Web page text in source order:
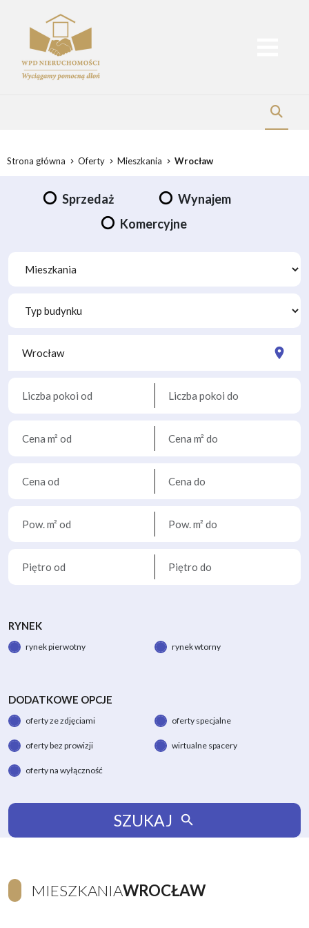
Strona główna Oferty Mieszkania Wrocław
Sprzedaż
Wynajem
Komercyjne
RYNEK
rynek pierwotny rynek wtorny
DODATKOWE OPCJE
oferty ze zdjęciami oferty specjalne
oferty bez prowizji wirtualne spacery
oferty na wyłączność
SZUKAJ
MIESZKANIAWROCŁAW